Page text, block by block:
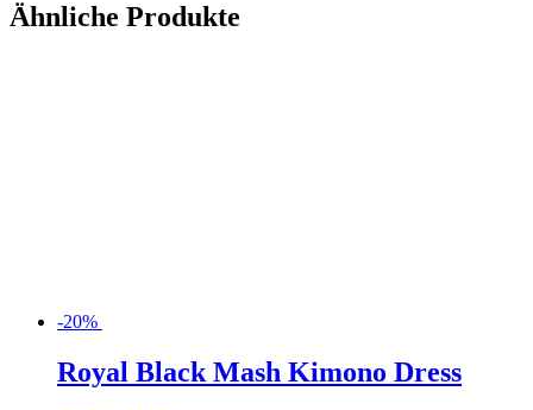
Ähnliche Produkte
-20%
Royal Black Mash Kimono Dress